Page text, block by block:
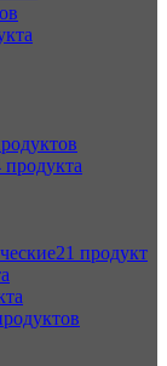
продукта
21 продукт